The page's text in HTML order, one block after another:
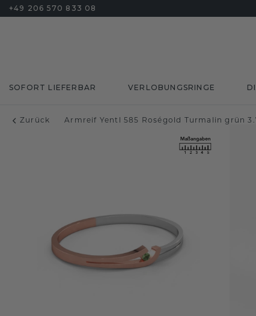
+49 206 570 833 08
SOFORT LIEFERBAR VERLOBUNGSRINGE
Zurück Armreif Yentl 585 Roségold Turmalin grün